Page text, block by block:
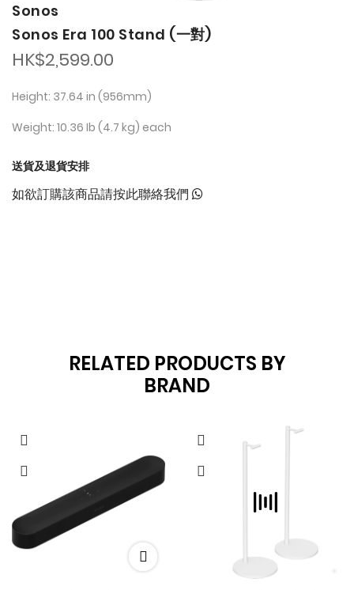
Sonos
Sonos Era 100 Stand (一對)
HK$2,599.00
Height: 37.64 in (956mm)
Weight: 10.36 Ib (4.7 kg) each
送貨及退貨安排
如欲訂購該商品請按此聯絡我們
RELATED PRODUCTS BY
BRAND